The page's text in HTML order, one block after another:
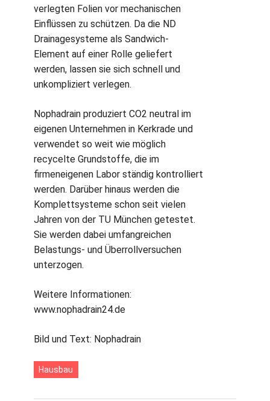
verlegten Folien vor mechanischen
Einflüssen zu schützen. Da die ND
Drainagesysteme als Sandwich-
Element auf einer Rolle geliefert
werden, lassen sie sich schnell und
unkompliziert verlegen.
Nophadrain produziert CO2 neutral im
eigenen Unternehmen in Kerkrade und
verwendet so weit wie möglich
recycelte Grundstoffe, die im
firmeneigenen Labor ständig kontrolliert
werden. Darüber hinaus werden die
Komplettsysteme schon seit vielen
Jahren von der TU München getestet.
Sie werden dabei umfangreichen
Belastungs- und Überrollversuchen
unterzogen.
Weitere Informationen:
www.nophadrain24.de
Bild und Text: Nophadrain
Hausbau